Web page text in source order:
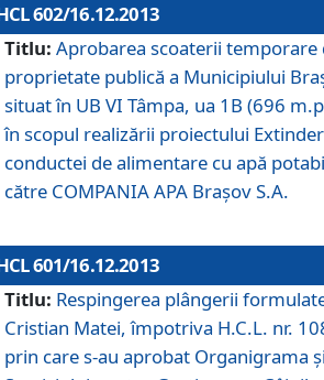
602/16.12.2013
Titlu: Aprobarea scoaterii
proprietate publică a Municipiului
situat în UB VI Tâmpa, ua 1B (696
în scopul realizării proiectului
conductei de alimentare cu apă
către COMPANIA APA Braşov S.A.
601/16.12.2013
Titlu: Respingerea plângerii
Cristian Matei, împotriva H.C.L. nr.
prin care s-au aprobat Organigrama